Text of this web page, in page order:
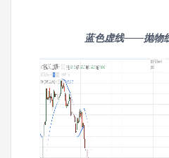
蓝色虚线——抛物